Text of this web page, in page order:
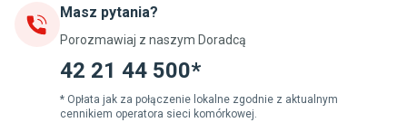
Jadalnia
Stoły do jadalni
Krzesła do jadalni
Dywany szare
Lampy w stylu loftowym
Lampy wiszące do jadalni
Masz pytania?
Porozmawiaj z naszym Doradcą
42 21 44 500*
* Opłata jak za połączenie lokalne zgodnie z aktualnym
cennikiem operatora sieci komórkowej.